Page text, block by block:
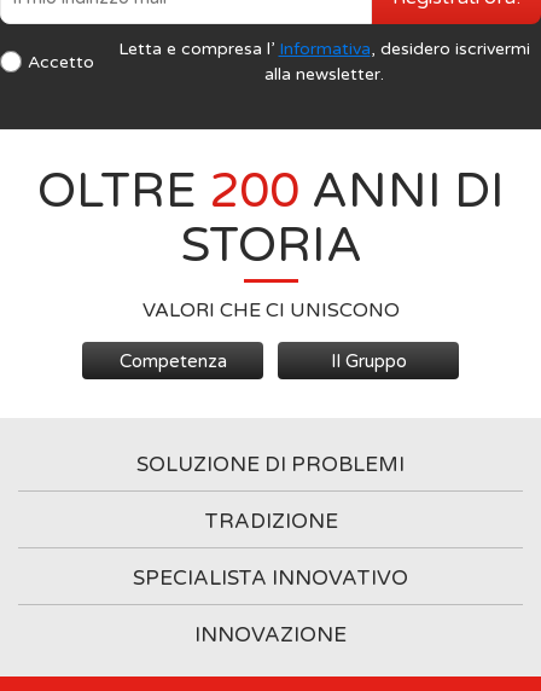
Accetto
Letta e compresa l’ Informativa, desidero iscrivermi
alla newsletter.
OLTRE 200 ANNI DI
STORIA
VALORI CHE CI UNISCONO
Competenza Il Gruppo
SOLUZIONE DI PROBLEMI
TRADIZIONE
SPECIALISTA INNOVATIVO
INNOVAZIONE